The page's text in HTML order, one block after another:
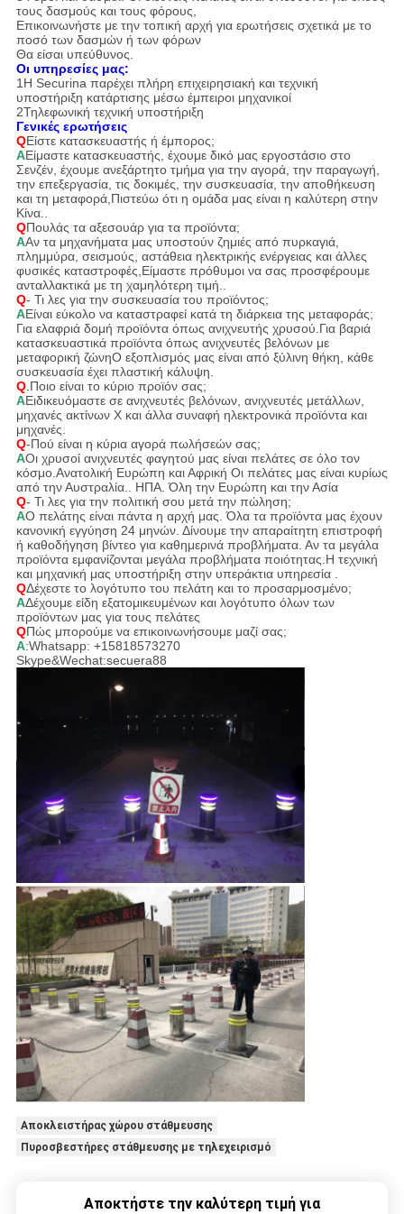
τους δασμούς και τους φόρους,
Επικοινωνήστε με την τοπική αρχή για ερωτήσεις σχετικά με το
ποσό των δασμών ή των φόρων
Θα είσαι υπεύθυνος.
Οι υπηρεσίες μας:
1Η Securina παρέχει πλήρη επιχειρησιακή και τεχνική
υποστήριξη κατάρτισης μέσω έμπειροι μηχανικοί
2Τηλεφωνική τεχνική υποστήριξη
Γενικές ερωτήσεις
QΕίστε κατασκευαστής ή έμπορος;
ΑΕίμαστε κατασκευαστής, έχουμε δικό μας εργοστάσιο στο
Σενζέν, έχουμε ανεξάρτητο τμήμα για την αγορά, την παραγωγή,
την επεξεργασία, τις δοκιμές, την συσκευασία, την αποθήκευση
και τη μεταφορά,Πιστεύω ότι η ομάδα μας είναι η καλύτερη στην
Κίνα..
QΠουλάς τα αξεσουάρ για τα προϊόντα;
ΑΑν τα μηχανήματα μας υποστούν ζημιές από πυρκαγιά,
πλημμύρα, σεισμούς, αστάθεια ηλεκτρικής ενέργειας και άλλες
φυσικές καταστροφές,Είμαστε πρόθυμοι να σας προσφέρουμε
ανταλλακτικά με τη χαμηλότερη τιμή..
Q- Τι λες για την συσκευασία του προϊόντος;
ΑΕίναι εύκολο να καταστραφεί κατά τη διάρκεια της μεταφοράς;
Για ελαφριά δομή προϊόντα όπως ανιχνευτής χρυσού.Για βαριά
κατασκευαστικά προϊόντα όπως ανιχνευτές βελόνων με
μεταφορική ζώνηΟ εξοπλισμός μας είναι από ξύλινη θήκη, κάθε
συσκευασία έχει πλαστική κάλυψη.
Q.Ποιο είναι το κύριο προϊόν σας;
ΑΕιδικευόμαστε σε ανιχνευτές βελόνων, ανιχνευτές μετάλλων,
μηχανές ακτίνων Χ και άλλα συναφή ηλεκτρονικά προϊόντα και
μηχανές.
Q-Πού είναι η κύρια αγορά πωλήσεών σας;
ΑΟι χρυσοί ανιχνευτές φαγητού μας είναι πελάτες σε όλο τον
κόσμο.Ανατολική Ευρώπη και Αφρική Οι πελάτες μας είναι κυρίως
από την Αυστραλία.. ΗΠΑ. Όλη την Ευρώπη και την Ασία
Q- Τι λες για την πολιτική σου μετά την πώληση;
ΑΟ πελάτης είναι πάντα η αρχή μας. Όλα τα προϊόντα μας έχουν
κανονική εγγύηση 24 μηνών. Δίνουμε την απαραίτητη επιστροφή
ή καθοδήγηση βίντεο για καθημερινά προβλήματα. Αν τα μεγάλα
προϊόντα εμφανίζονται μεγάλα προβλήματα ποιότητας.Η τεχνική
και μηχανική μας υποστήριξη στην υπεράκτια υπηρεσία .
QΔέχεστε το λογότυπο του πελάτη και το προσαρμοσμένο;
ΑΔέχουμε είδη εξατομικευμένων και λογότυπο όλων των
προϊόντων μας για τους πελάτες
QΠώς μπορούμε να επικοινωνήσουμε μαζί σας;
Α:Whatsapp: +15818573270
Skype&Wechat:secuera88
Αποκλειστήρας χώρου στάθμευσης
Πυροσβεστήρες στάθμευσης με τηλεχειρισμό
Αποκτήστε την καλύτερη τιμή για